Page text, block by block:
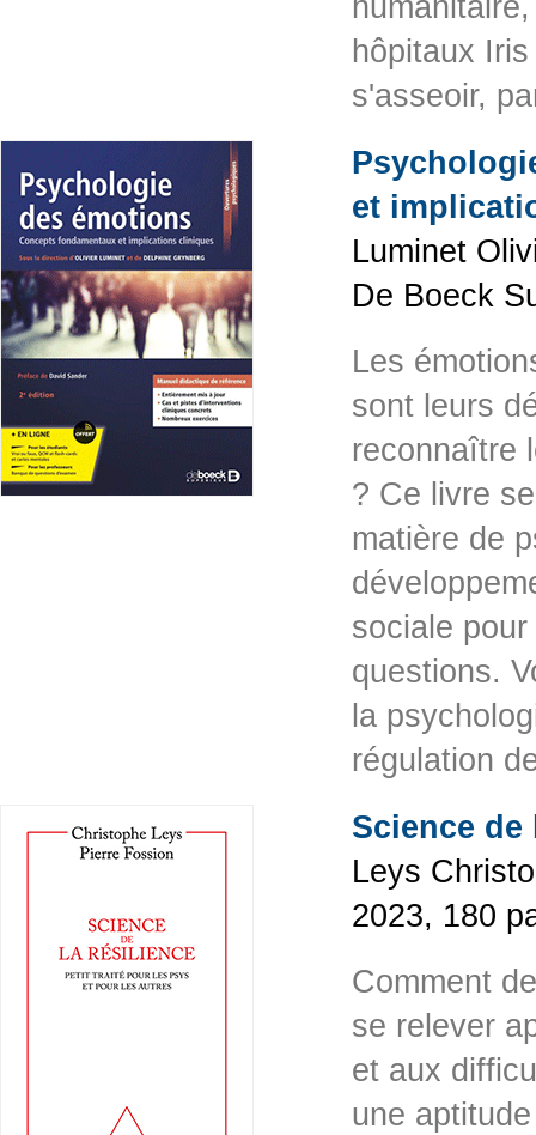
hôpitaux
s'asseoir,
et
Luminet
De Boeck
Les
sont leurs
reconnaître
? Ce livre
matière de
sociale
questions.
la
régulation
Science
Leys
2023, 180
Comment
se relever
et aux
une